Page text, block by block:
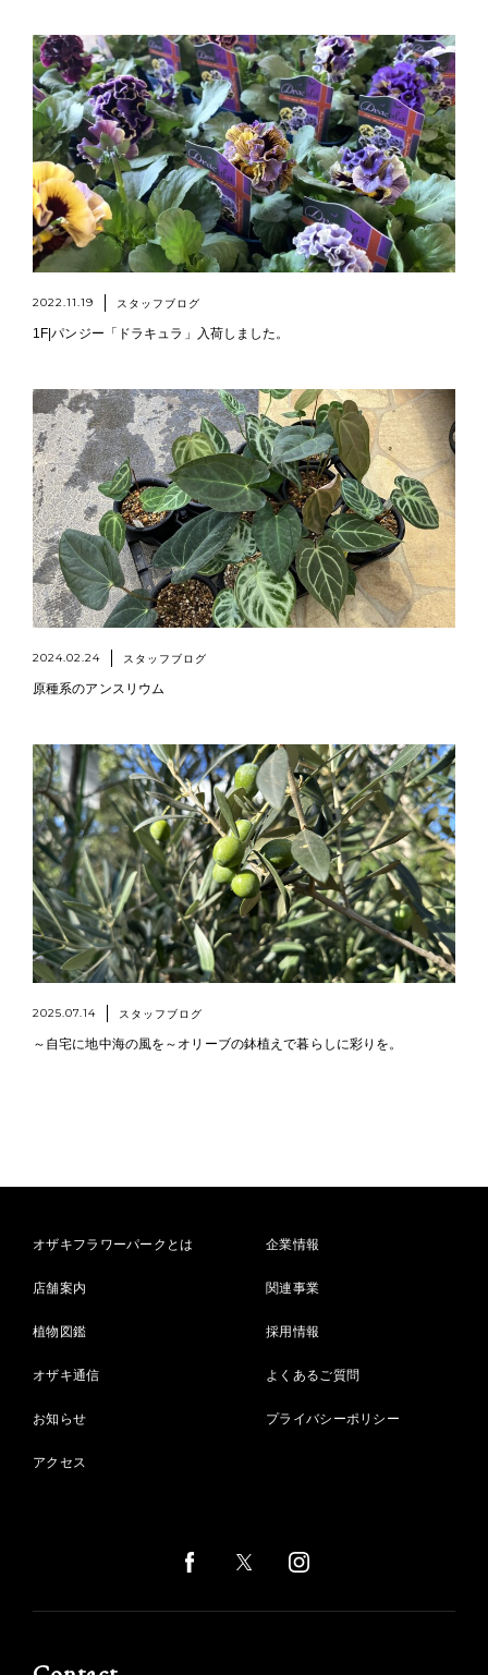
2022.11.19 スタッフブログ
1F|パンジー「ドラキュラ」入荷しました。
2024.02.24 スタッフブログ
原種系のアンスリウム
2025.07.14 スタッフブログ
～自宅に地中海の風を～オリーブの鉢植えで暮らしに彩りを。
オザキフラワーパークとは
店舗案内
植物図鑑
オザキ通信
お知らせ
アクセス
企業情報
関連事業
採用情報
よくあるご質問
プライバシーポリシー